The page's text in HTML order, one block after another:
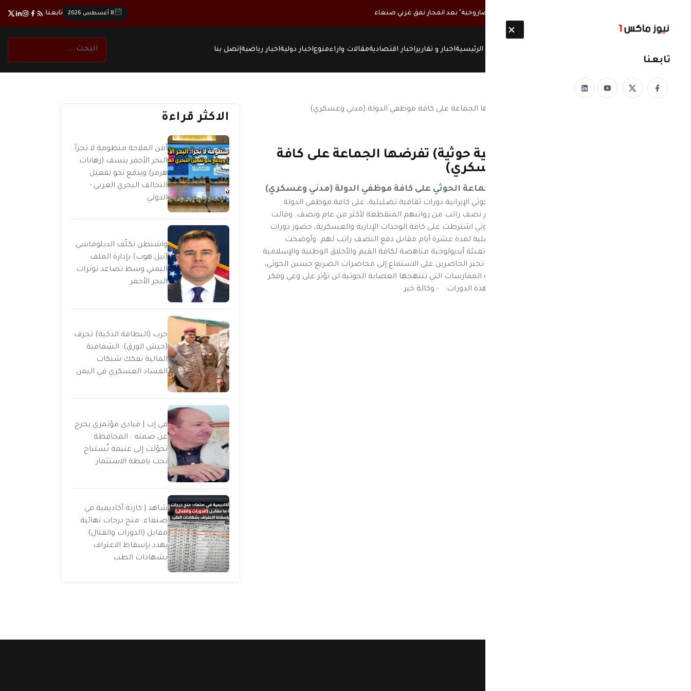
8 أغسطس 2026 تابعنا:
الرئيسيةاخبار و تقاريراخبار اقتصاديةمقالات واراءمنوعاخبار دوليةاخبار رياضيةإتصل بنا
تابعنا
بـ(الصميل).. دورات (ثقافية حوثية) تفرضها الجماعة على كافة
موظفي الدولة (مدني وعسكري)
دورات (طائفية) اجبارية تفرضها جماعة الحوثي على كافة موظفي الدولة (مدني وعسكري)
نيوز ماكس ون- صنعاء : فرضت مليشيا الحوثي الإيرانية دورات ثقافية تضليلية، على كافة موظفي الدولة
بالسلك المدني والعسكري، مقابل حصولهم نصف راتب من رواتبهم المنقطعة لأكثر من عام ونصف. وقالت
مصادر سياسية لوكالة "خبر"، إن مليشيا الحوثي اشترطت على كافة الوحدات الإدارية والعسكرية، حضور دورات
ثقافية تنشر فيها أفكارها الظلامية والتضليلية لمدة عشرة أيام مقابل دفع النصف راتب لهم. وأوضحت
المصادر، أن الدورات عبارة عن فكر تضليلي وتعبئة أيديولوجية مناهضة لكافة القيم والأخلاق الوطنية والإسلامية
الحنيفة. وأشارت المصادر، أن عصابة الحوثي تجبر الحاضرين على الاستماع إلى محاضرات الصريع حسين الحوثي،
ومناقشتهم بها. وأكدت المصادر أن كل هذه الممارسات التي تنتهجها العصابة الحوثية لن تؤثر على وعي وفكر
ووطنية الذين تجبرهم المليشيا على حضور هذة الدورات. - وكالة خبر
الاكثر قراءة
أمن الملاحة منظومة لا تجزأ:
البحر الأحمر ينسف (رهانات
هرمز) ويدفع نحو تفعيل
التحالف البحري العربي -
الدولي
واشنطن تكلّف الدبلوماسي
(نيل هوب) بإدارة الملف
اليمني وسط تصاعد توترات
البحر الأحمر
حرب (البطاقة الذكية) تجرف
(جيش الورق): الشفافية
المالية تفكك شبكات
الفساد العسكري في اليمن
في إب | قيادي مؤتمري يخرج
عن صمته : المحافظة
تحوّلت إلى غنيمة تُستباح
تحت يافطة الاستثمار
شاهد | كارثة أكاديمية في
صنعاء: منح درجات نهائية
مقابل (الدورات والقتال)
يهدد بإسقاط الاعتراف
بشهادات الطب